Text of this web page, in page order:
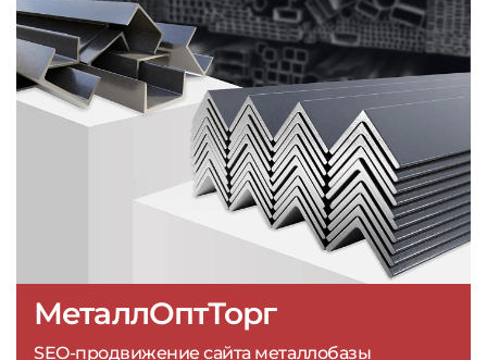
МеталлОптТорг
SEO-продвижение сайта металлобазы